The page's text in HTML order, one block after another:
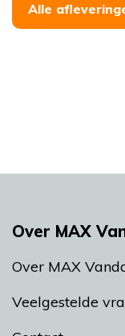
Alle
Over MAX
Over MAX
Veelgestelde